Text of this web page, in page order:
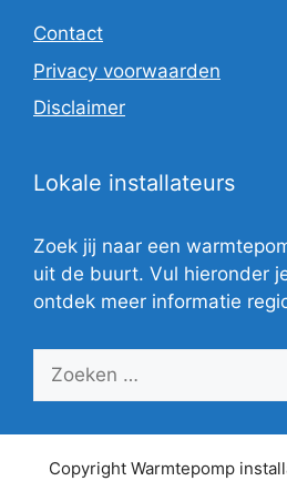
Contact
Privacy voorwaarden
Disclaimer
Lokale installateurs
Zoek jij naar een
uit de buurt. Vul hieronder
ontdek meer informatie
Zoek
Copyright Warmtepomp